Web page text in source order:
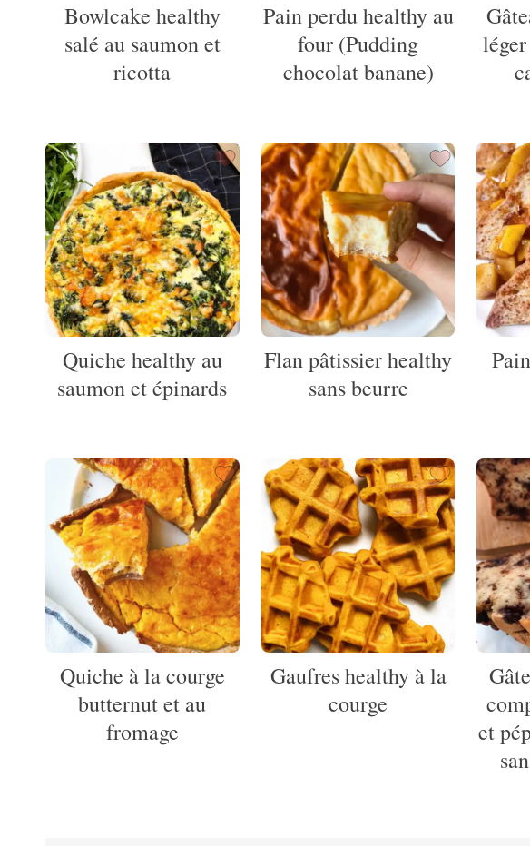
Bowlcake healthy
salé au saumon et
ricotta
Pain perdu healthy au
four (Pudding
chocolat banane)
Quiche healthy au
saumon et épinards
Flan pâtissier healthy
sans beurre
Quiche à la courge
butternut et au
fromage
Gaufres healthy à la
courge
et